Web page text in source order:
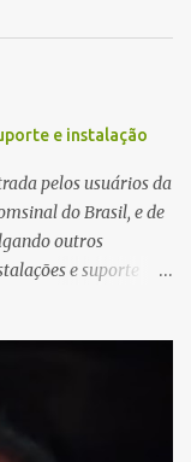
e instalação
pelos usuários da
do Brasil, e de
outros
e suporte